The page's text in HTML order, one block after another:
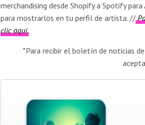
merchandising desde Shopify a Spotify
para mostrarlos en tu perfil de artista. //
clic aquí.
*Para recibir el boletín de noticias